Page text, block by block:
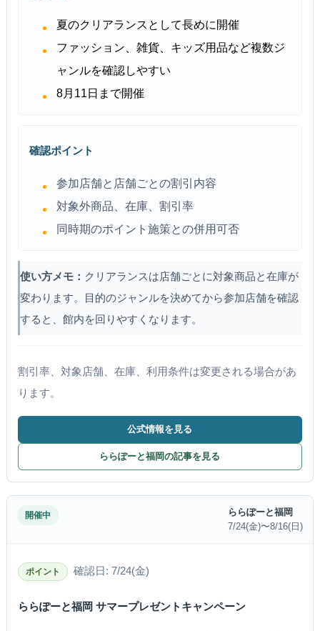
夏のクリアランスとして長めに開催
ファッション、雑貨、キッズ用品など複数ジ
ャンルを確認しやすい
8月11日まで開催
確認ポイント
参加店舗と店舗ごとの割引内容
対象外商品、在庫、割引率
同時期のポイント施策との併用可否
使い方メモ： クリアランスは店舗ごとに対象商品と在庫が
変わります。目的のジャンルを決めてから参加店舗を確認
すると、館内を回りやすくなります。
割引率、対象店舗、在庫、利用条件は変更される場合があ
ります。
公式情報を見る
ららぽーと福岡の記事を見る
開催中
ららぽーと福岡
7/24(金)〜8/16(日)
ポイント 確認日: 7/24(金)
ららぽーと福岡 サマープレゼントキャンペーン